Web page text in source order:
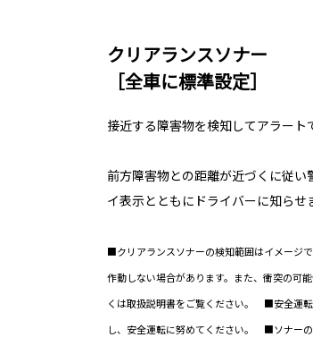
クリアランスソナー
［全車に標準設定］
接近する障害物を検知してアラート
前方障害物との距離が近づくに従
イ表示とともにドライバーに知らせ
■クリアランスソナーの検知範囲はイメージ
作動しない場合があります。また、衝突の可
くは取扱説明書をご覧ください。 ■安全運
し、安全運転に努めてください。 ■ソナー